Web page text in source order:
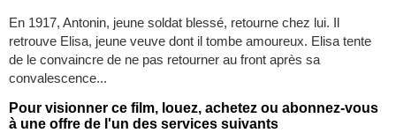
En 1917, Antonin, jeune soldat blessé, retourne chez lui. Il
retrouve Elisa, jeune veuve dont il tombe amoureux. Elisa tente
de le convaincre de ne pas retourner au front après sa
convalescence...
Pour visionner ce film, louez, achetez ou abonnez-vous
à une offre de l'un des services suivants